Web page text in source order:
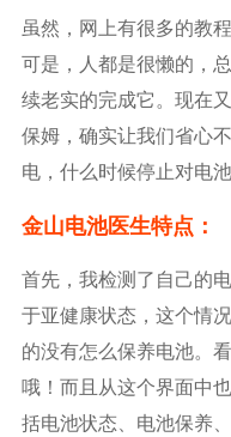
虽然，网上有很多的教
可是，人都是很懒的，
续老实的完成它。现在
保姆，确实让我们省心
电，什么时候停止对电
金山电池医生特点：
首先，我检测了自己的
于亚健康状态，这个情
的没有怎么保养电池。
哦！而且从这个界面中
括电池状态、电池保养